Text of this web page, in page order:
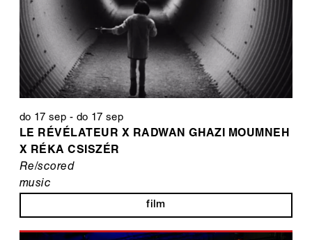
do 17 sep - do 17 sep
LE RÉVÉLATEUR X RADWAN GHAZI MOUMNEH
X RÉKA CSISZÉR
Re/scored
music
film